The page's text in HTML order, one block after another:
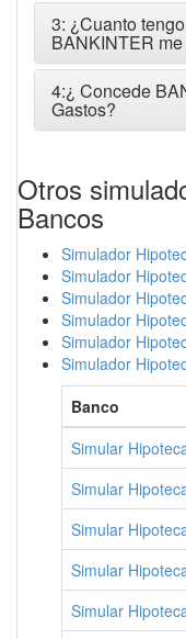
3: ¿Cuanto
BANKINTER
4:¿ Concede
Gastos?
Otros
Bancos
Simulador
Simulador
Simulador
Simulador
Simulador
Simulador
Banco
Simular
Simular
Simular
Simular
Simular